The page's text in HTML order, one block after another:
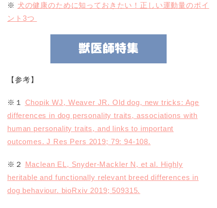
※ 犬の健康のために知っておきたい！正しい運動量のポイ
ント3つ
【参考】
※１ Chopik WJ, Weaver JR. Old dog, new tricks: Age
differences in dog personality traits, associations with
human personality traits, and links to important
outcomes. J Res Pers 2019; 79: 94-108.
※２ Maclean EL, Snyder-Mackler N, et al. Highly
heritable and functionally relevant breed differences in
dog behaviour. bioRxiv 2019; 509315.